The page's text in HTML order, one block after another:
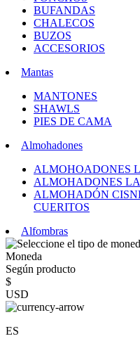
BUFANDAS
CHALECOS
BUZOS
ACCESORIOS
Mantas
MANTONES
SHAWLS
PIES DE CAMA
Almohadones
ALMOHOADONES
ALMOHADONES
ALMOHADÓN
CUERITOS
Alfombras
Moneda
Según producto
$
USD
ES